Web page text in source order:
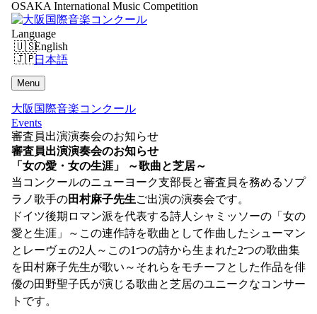
OSAKA International Music Competition
Language
English
日本語
Menu
大阪国際音楽コンクール
Events
審査員出演演奏会のお知らせ
審査員出演演奏会のお知らせ
「女の愛・女の生涯」 ～歌曲と芝居～
当コンクールのニューヨーク支部長と審査員を務めるソプ
ラノ歌手の田村麻子先生ご出演の演奏会です。
ドイツ後期ロマン派を代表する詩人シャミッソーの「女の
愛と生涯」～この連作詩を歌曲として作曲したシューマン
とレーヴェの2人～この1つの詩から生まれた2つの歌曲集
を田村麻子先生が歌い～それらをモチーフとした作品を俳
優の田野聖子氏が演じる歌曲と芝居のユニークなコンサー
トです。